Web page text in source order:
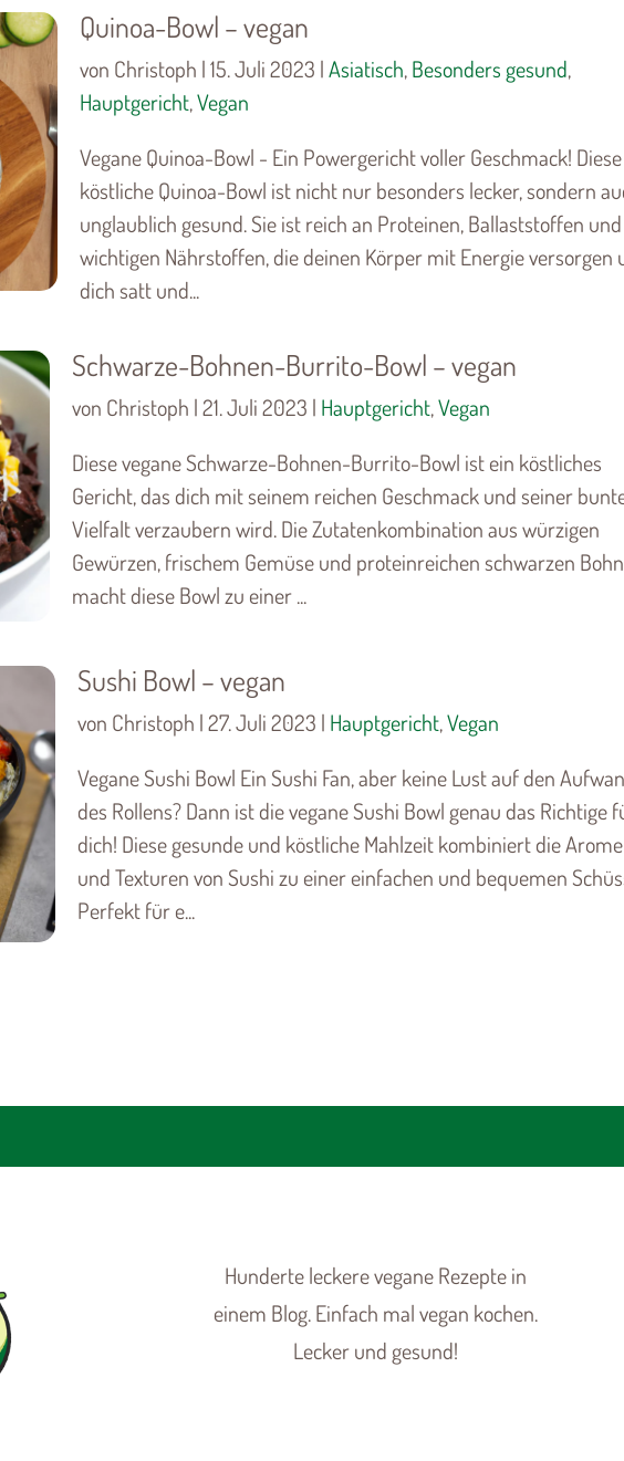
Quinoa-Bowl – vegan
von Christoph | 15. Juli 2023 |Asiatisch,Besonders gesund,
Hauptgericht,Vegan
Vegane Quinoa-Bowl - Ein Powergericht voller Geschmack! Diese
köstliche Quinoa-Bowl ist nicht nur besonders lecker, sondern
unglaublich gesund. Sie ist reich an Proteinen, Ballaststoffen und
wichtigen Nährstoffen, die deinen Körper mit Energie versorgen
dich satt und...
Schwarze-Bohnen-Burrito-Bowl – vegan
von Christoph | 21. Juli 2023 | Hauptgericht,Vegan
Diese vegane Schwarze-Bohnen-Burrito-Bowl ist ein köstliches
Gericht, das dich mit seinem reichen Geschmack und seiner
Vielfalt verzaubern wird. Die Zutatenkombination aus würzigen
Gewürzen, frischem Gemüse und proteinreichen schwarzen
macht diese Bowl zu einer ...
Sushi Bowl – vegan
von Christoph | 27. Juli 2023 | Hauptgericht,Vegan
Vegane Sushi Bowl Ein Sushi Fan, aber keine Lust auf den
des Rollens? Dann ist die vegane Sushi Bowl genau das Richtige
dich! Diese gesunde und köstliche Mahlzeit kombiniert die
und Texturen von Sushi zu einer einfachen und bequemen
Perfekt für e...
Hunderte leckere vegane Rezepte in
einem Blog. Einfach mal vegan kochen.
Lecker und gesund!